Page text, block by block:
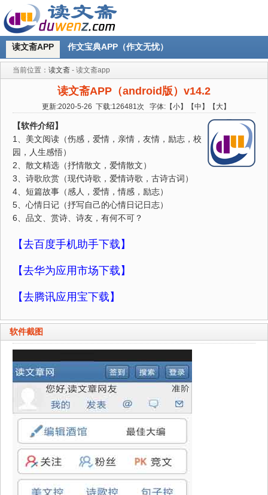
读文斋APP 作文宝典APP（作文无忧）
当前位置： 读文斋 - 读文斋app
读文斋APP（android版）v14.2
更新:2020-5-26 下载:126481次 字体:【小】【中 】【 大】
【软件介绍】
1、美文阅读（伤感，爱情，亲情，友情，励志，校
园，人生感悟）
2、散文精选（抒情散文，爱情散文）
3、诗歌欣赏（现代诗歌，爱情诗歌，古诗古词）
4、短篇故事（感人，爱情，情感，励志）
5、心情日记（抒写自己的心情日记日志）
6、品文、赏诗、诗友，有何不可？
【去百度手机助手下载】
【去华为应用市场下载】
【去腾讯应用宝下载】
软件截图